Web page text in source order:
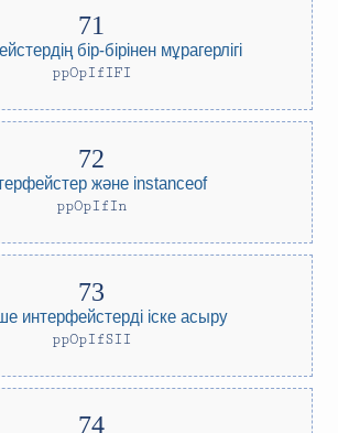
бір-бірінен мұрагерлігі
ppOpIfIFI
және instanceof
ppOpIfIn
интерфейстерді іске асыру
ppOpIfSII